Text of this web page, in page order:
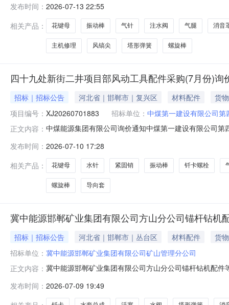
称品牌型号采购量是否送样对供应商附言11564494顶销
发布时间： 2026-07-13 22:55
相关产品：
花键母 振动棒 气针 注水阀 气腿 消音
主机修理 风镐尖 塔形弹簧 螺旋棒
四十九处新街二井项目部风动工具配件采购(7月份)询
招标｜招标公告 河北省｜邯郸市｜复兴区 材料配件
货物
项目编号： XJ20260701883 招标单位： 中煤第一建设有限公司第
正文内容： 中煤能源集团有限公司询价通知中煤第一建设有限公司
非公开询价业务的报价单位，请登录中煤供应链系统（
发布时间： 2026-07-10 17:28
相关产品：
花键母 水针 紧固销 振动棒 钎卡螺栓
螺旋棒 导向套
冀中能源邯郸矿业集团有限公司方山分公司锚杆钻机
招标｜招标公告 河北省｜邯郸市｜丛台区 材料配件
货物
招标单位： 冀中能源邯郸矿业集团有限公司矿山管理分公司
正文内容： 冀中能源邯郸矿业集团有限公司方山分公司锚杆钻机配
量单位采购数量交货期特征值备注100070695油杯
发布时间： 2026-07-09 19:49